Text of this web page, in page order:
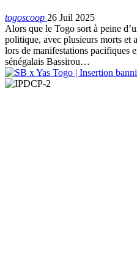
togoscoop 26 Juil 2025
Alors que le Togo sort à peine
politique, avec plusieurs morts et
lors de manifestations pacifiques
sénégalais Bassirou…